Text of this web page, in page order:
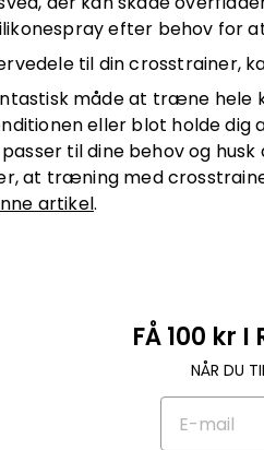
efter behov for
til din crosstrainer,
måde at træne hele
eller blot holde dig
til dine behov og
at træning med
artikel.
FÅ 100 kr I
NÅR DU